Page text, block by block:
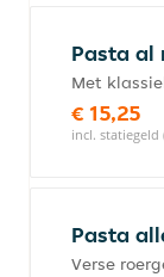
Pasta al
Met
€ 15,25
incl. statiegeld
Pasta
Verse